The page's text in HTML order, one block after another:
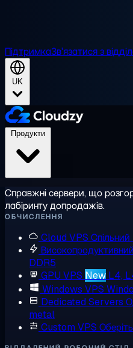
ПідтримкаЗв'язатися з
UK
Справжні сервери, що
лабіринту допродажів.
ОБЧИСЛЕННЯ
Cloud VPS
DDR5
GPU VPS New L4,
Windows VPS
Dedicated Servers
metal
Custom VPS